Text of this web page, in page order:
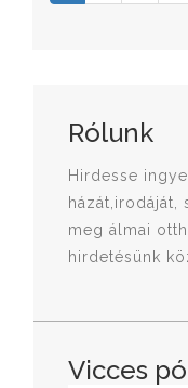
Rólunk
Hirdesse
házát,irodáját,
meg álmai
hirdetésünk
Vicces